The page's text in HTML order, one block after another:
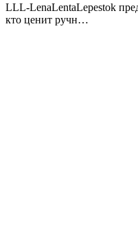
LLL-LenaLentaLepestok
кто ценит ручн…